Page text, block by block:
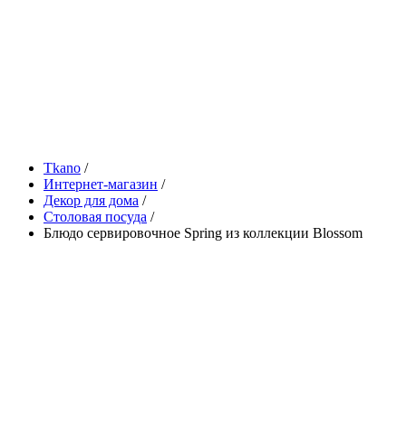
Tkano /
Интернет-магазин /
Декор для дома /
Столовая посуда /
Блюдо сервировочное Spring из коллекции Blossom